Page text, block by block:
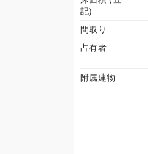
記)
間取り
占有者
附属建物